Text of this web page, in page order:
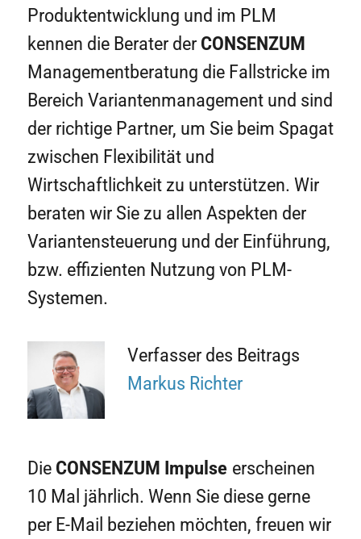
Produktentwicklung und im PLM
kennen die Berater der CONSENZUM
Managementberatung die Fallstricke im
Bereich Variantenmanagement und sind
der richtige Partner, um Sie beim Spagat
zwischen Flexibilität und
Wirtschaftlichkeit zu unterstützen. Wir
beraten wir Sie zu allen Aspekten der
Variantensteuerung und der Einführung,
bzw. effizienten Nutzung von PLM-
Systemen.
Verfasser des Beitrags
Markus Richter
Die CONSENZUM Impulse erscheinen
10 Mal jährlich. Wenn Sie diese gerne
per E-Mail beziehen möchten, freuen wir